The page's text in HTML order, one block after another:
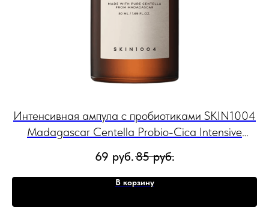
Интенсивная ампула с пробиотиками SKIN1004
Madagascar Centella Probio-Cica Intensive
Ampoule, 50/95 мл
69 руб.85 руб.
В корзину